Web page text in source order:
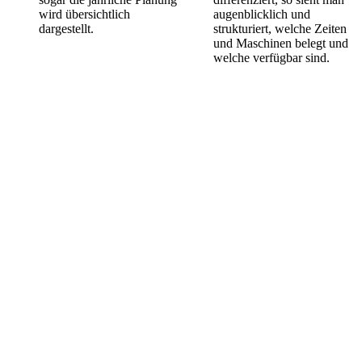
wird übersichtlich
dargestellt.
augenblicklich und
strukturiert, welche Zeiten
und Maschinen belegt und
welche verfügbar sind.